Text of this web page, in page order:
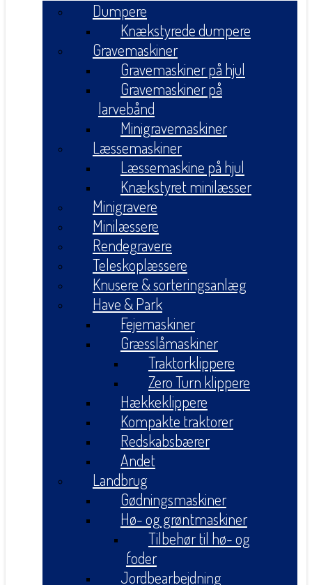
Dumpere
Knækstyrede dumpere
Gravemaskiner
Gravemaskiner på hjul
Gravemaskiner på
larvebånd
Minigravemaskiner
Læssemaskiner
Læssemaskine på hjul
Knækstyret minilæsser
Minigravere
Minilæssere
Rendegravere
Teleskoplæssere
Knusere & sorteringsanlæg
Have & Park
Fejemaskiner
Græsslåmaskiner
Traktorklippere
Zero Turn klippere
Hækkeklippere
Kompakte traktorer
Redskabsbærer
Andet
Landbrug
Gødningsmaskiner
Hø- og grøntmaskiner
Tilbehør til hø- og
foder
Jordbearbejdning